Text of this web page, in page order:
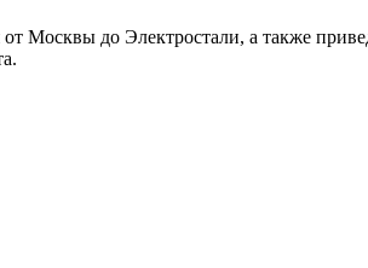
Москвы до Электростали, а также